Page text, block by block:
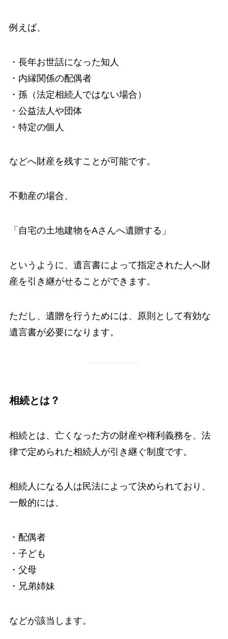
例えば、
・長年お世話になった知人
・内縁関係の配偶者
・孫（法定相続人ではない場合）
・公益法人や団体
・特定の個人
などへ財産を残すことが可能です。
不動産の場合、
「自宅の土地建物をAさんへ遺贈する」
というように、遺言書によって指定された人へ財
産を引き継がせることができます。
ただし、遺贈を行うためには、原則として有効な
遺言書が必要になります。
相続とは？
相続とは、亡くなった方の財産や権利義務を、法
律で定められた相続人が引き継ぐ制度です。
相続人になる人は民法によって決められており、
一般的には、
・配偶者
・子ども
・父母
・兄弟姉妹
などが該当します。